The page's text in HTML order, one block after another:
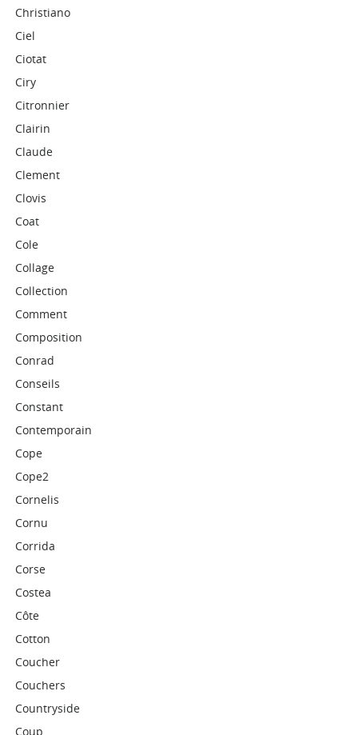
Christiano
Ciel
Ciotat
Ciry
Citronnier
Clairin
Claude
Clement
Clovis
Coat
Cole
Collage
Collection
Comment
Composition
Conrad
Conseils
Constant
Contemporain
Cope
Cope2
Cornelis
Cornu
Corrida
Corse
Costea
Côte
Cotton
Coucher
Couchers
Countryside
Coup